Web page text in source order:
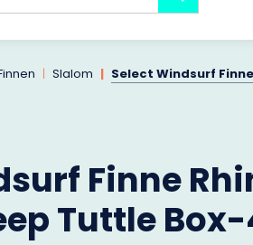
Slalom Select Windsurf
Finne
Tuttle